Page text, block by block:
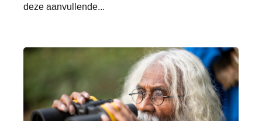
deze aanvullende...